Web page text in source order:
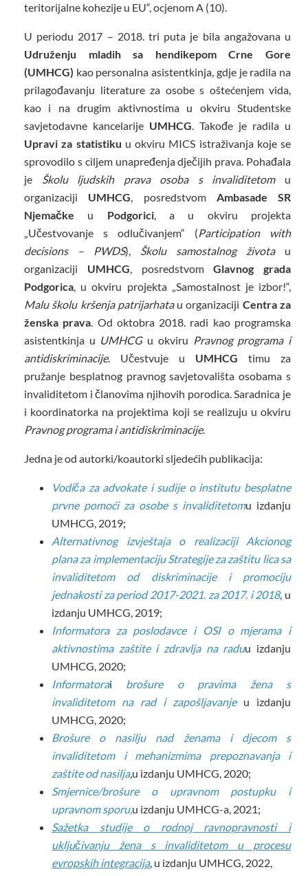
teritorijalne kohezije u EU“, ocjenom A (10).
U periodu 2017 – 2018. tri puta je bila angažovana u
Udruženju mladih sa hendikepom Crne Gore
(UMHCG) kao personalna asistentkinja, gdje je radila na
prilagođavanju literature za osobe s oštećenjem vida,
kao i na drugim aktivnostima u okviru Studentske
savjetodavne kancelarije UMHCG. Takođe je radila u
Upravi za statistiku u okviru MICS istraživanja koje se
sprovodilo s ciljem unapređenja dječijih prava. Pohađala
je Školu ljudskih prava osoba s invaliditetomu
organizaciji UMHCG, posredstvom Ambasade SR
Njemačke u Podgorici, a u okviru projekta
„Učestvovanje s odlučivanjem“ (Participation with
decisions – PWDS), Školu samostalnog životau
organizaciji UMHCG, posredstvomGlavnog grada
Podgorica, u okviru projekta „Samostalnost je izbor!“,
Malu školu kršenja patrijarhatau organizaciji Centra za
ženska prava. Od oktobra 2018. radi kao programska
asistentkinja u UMHCGu okviru Pravnog programa i
antidiskriminacije. Učestvuje u UMHCG timu za
pružanje besplatnog pravnog savjetovališta osobama s
invaliditetom i članovima njihovih porodica. Saradnica je
i koordinatorka na projektima koji se realizuju u okviru
Pravnog programa i antidiskriminacije.
Jedna je od autorki/koautorki sljedećih publikacija:
Vodiča za advokate i sudije o institutu besplatne
prvne pomoći za osobe s invaliditetomu izdanju
UMHCG, 2019;
Alternativnog izvještaja o realizaciji Akcionog
plana za implementaciju Strategije za zaštitu lica sa
invaliditetom od diskriminacije i promociju
jednakosti za period 2017-2021. za 2017. i 2018, u
izdanju UMHCG, 2019;
Informatora za poslodavce i OSI o mjerama i
aktivnostima zaštite i zdravlja na raduu izdanju
UMHCG, 2020;
Informatorai brošure o pravima žena s
invaliditetom na rad i zapošljavanje u izdanju
UMHCG, 2020;
Brošure o nasilju nad ženama i djecom s
invaliditetom i mehanizmima prepoznavanja i
zaštite od nasilja,u izdanju UMHCG, 2020;
Smjernice/brošure o upravnom postupku i
upravnom sporu,u izdanju UMHCG-a, 2021;
Sažetka studije o rodnoj ravnopravnosti i
uključivanju žena s invaliditetom u procesu
evropskih integracija, u izdanju UMHCG, 2022,